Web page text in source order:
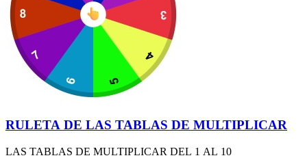
RULETA DE LAS TABLAS DE MULTIPLICAR
LAS TABLAS DE MULTIPLICAR DEL 1 AL 10